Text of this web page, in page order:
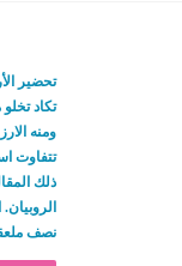
تحضير
تكاد
ومنه
تتفاوت
ذلك
نصف